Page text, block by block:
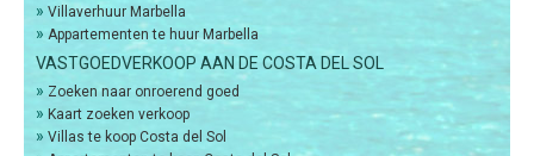
» Villaverhuur Marbella
» Appartementen te huur Marbella
VASTGOEDVERKOOP AAN DE COSTA DEL SOL
» Zoeken naar onroerend goed
» Kaart zoeken verkoop
» Villas te koop Costa del Sol